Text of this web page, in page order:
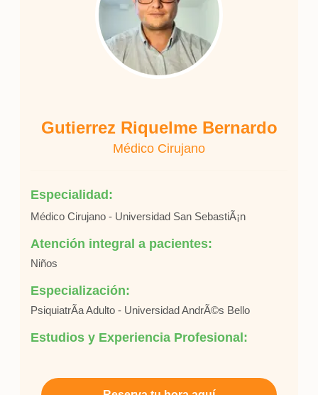
Gutierrez Riquelme Bernardo
Médico Cirujano
Especialidad:
Médico Cirujano - Universidad San SebastiÃ¡n
Atención integral a pacientes:
Niños
Especialización:
PsiquiatrÃ­a Adulto - Universidad AndrÃ©s Bello
Estudios y Experiencia Profesional: